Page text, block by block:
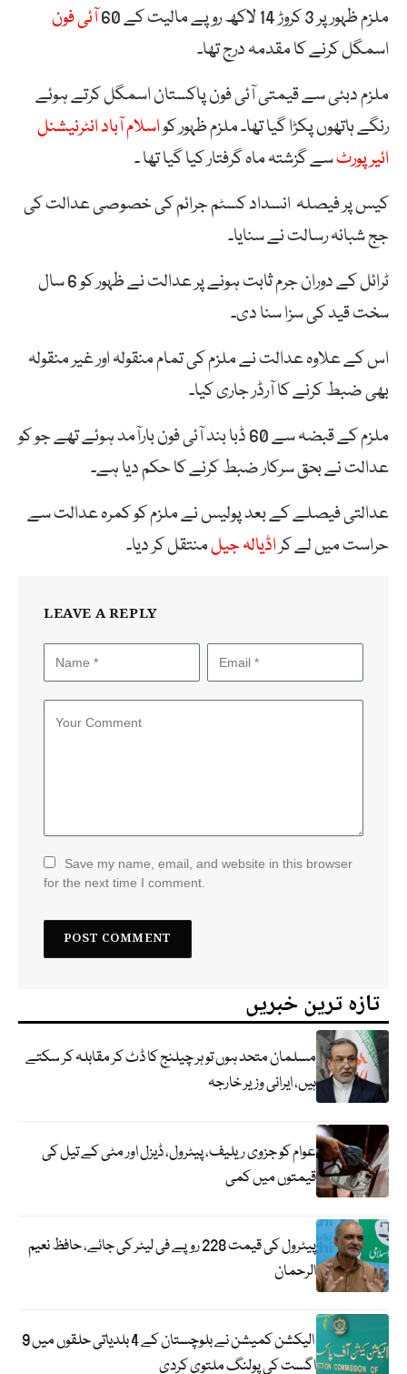
ملزم ظہور پر 3 کروڑ 14 لاکھ روپے مالیت کے 60
آئی فون
اسمگل کرنے کا مقدمہ درج تھا۔
ملزم دبئی سے قیمتی آئی فون پاکستان اسمگل کرتے ہوئے
رنگے ہاتھوں پکڑا گیا تھا۔ ملزم ظہور کواسلام آباد انٹرنیشنل
ائیرپورٹسے گزشتہ ماہ گرفتار کیا گیا تھا ۔
کیس پر فیصلہ انسداد کسٹم جرائم کی خصوصی عدالت کی
جج شبانہ رسالت نے سنایا۔
ٹرائل کے دوران جرم ثابت ہونے پر عدالت نے ظہور کو 6 سال
سخت قید کی سزا سنا دی۔
اس کے علاوہ عدالت نے ملزم کی تمام منقولہ اور غیر منقولہ
بھی ضبط کرنے کا آرڈر جاری کیا۔
ملزم کے قبضہ سے 60 ڈبا بند آئی فون بارآمد ہوئے تھے جو کو
عدالت نے بحق سرکار ضبط کرنے کا حکم دیا ہے۔
عدالتی فیصلے کے بعد پولیس نے ملزم کو کمرہ عدالت سے
حراست میں لے کراڈیالہ جیلمنتقل کر دیا۔
LEAVE A REPLY
Save my name, email, and website in this browser
for the next time I comment.
تازہ ترین خبریں
مسلمان متحد ہوں تو ہر چیلنج کا ڈٹ کر مقابلہ کر سکتے
ہیں، ایرانی وزیر خارجہ
عوام کو جزوی ریلیف، پیٹرول، ڈیزل اور مٹی کے تیل کی
قیمتوں میں کمی
پیٹرول کی قیمت 228 روپے فی لیٹر کی جائے، حافظ نعیم
الرحمان
الیکشن کمیشن نے بلوچستان کے 4 بلدیاتی حلقوں میں 9
اگست کی پولنگ ملتوی کردی